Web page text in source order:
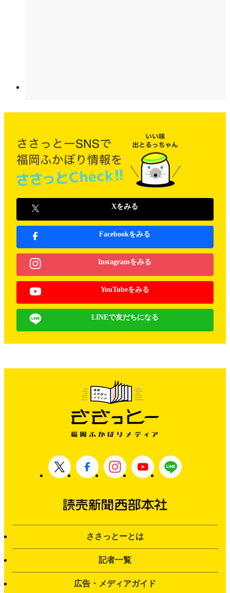
Xをみる
Facebookをみる
Instagramをみる
YouTubeをみる
LINEで友だちになる
ささっとーとは
記者一覧
広告・メディアガイド